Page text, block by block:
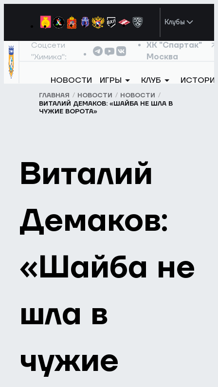
Клубы
Соцсети
"Химика":
ХК "Спартак"
Москва
НОВОСТИ ИГРЫ КЛУБ
ГЛАВНАЯ НОВОСТИ
НОВОСТИ
ВИТАЛИЙ ДЕМАКОВ: «ШАЙБА НЕ ШЛА В
ЧУЖИЕ ВОРОТА»
Виталий
Демаков:
«Шайба не
шла в
чужие